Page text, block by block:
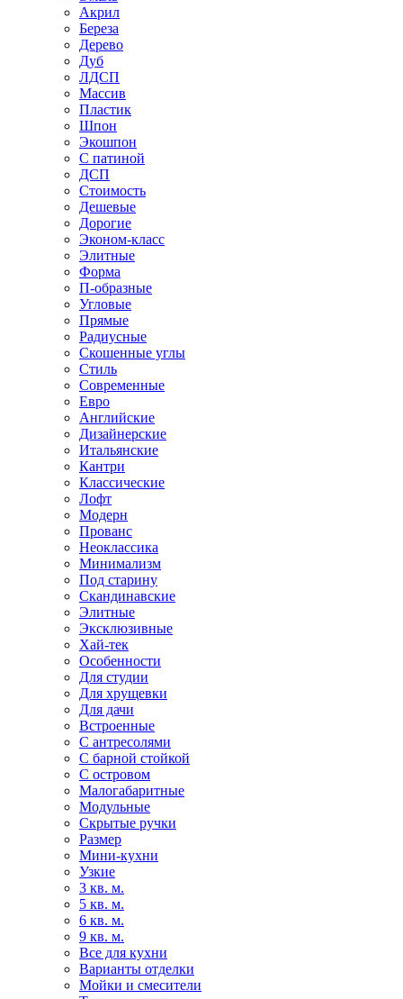
Акрил
Береза
Дерево
Дуб
ЛДСП
Массив
Пластик
Шпон
Экошпон
С патиной
ДСП
Стоимость
Дешевые
Дорогие
Эконом-класс
Элитные
Форма
П-образные
Угловые
Прямые
Радиусные
Скошенные углы
Стиль
Современные
Евро
Английские
Дизайнерские
Итальянские
Кантри
Классические
Лофт
Модерн
Прованс
Неоклассика
Минимализм
Под старину
Скандинавские
Элитные
Эксклюзивные
Хай-тек
Особенности
Для студии
Для хрущевки
Для дачи
Встроенные
С антресолями
С барной стойкой
С островом
Малогабаритные
Модульные
Скрытые ручки
Размер
Мини-кухни
Узкие
3 кв. м.
5 кв. м.
6 кв. м.
9 кв. м.
Все для кухни
Варианты отделки
Мойки и смесители